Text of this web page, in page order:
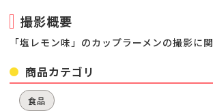
撮影概要
「塩レモン味」のカップラーメンの撮影に
商品カテゴリ
食品